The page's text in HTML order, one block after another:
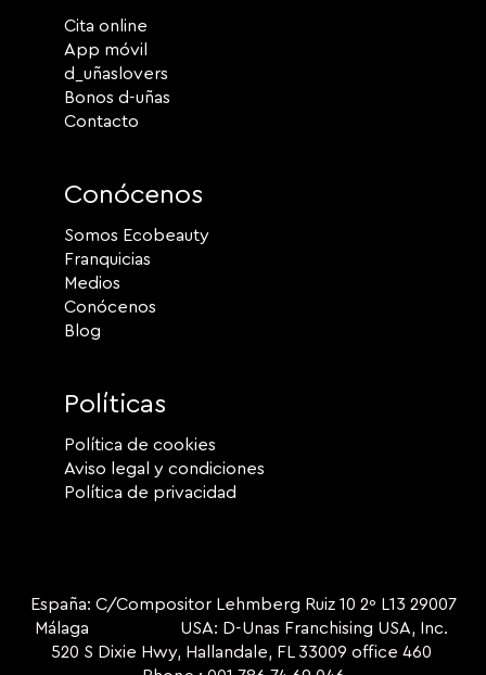
Cita online
App móvil
d_uñaslovers
Bonos d-uñas
Contacto
Conócenos
Somos Ecobeauty
Franquicias
Medios
Conócenos
Blog
Políticas
Política de cookies
Aviso legal y condiciones
Política de privacidad
España: C/Compositor Lehmberg Ruiz 10 2º L13 29007
Málaga USA: D-Unas Franchising USA, Inc.
520 S Dixie Hwy, Hallandale, FL 33009 office 460